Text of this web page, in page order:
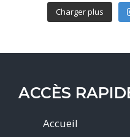
Charger plus
ACCÈS
Accueil